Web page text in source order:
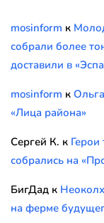
mosinform к
собрали более
доставили в
mosinform к
«Лица района»
Сергей К. к
собрались на
БигДад к
на ферме